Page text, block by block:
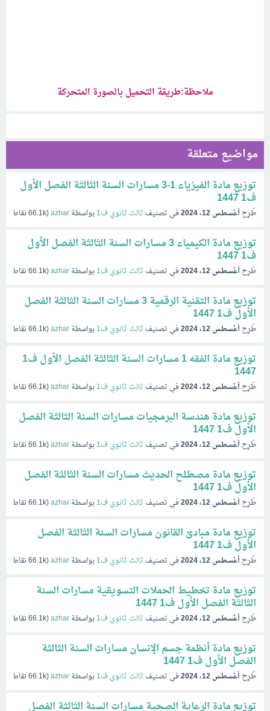
ملاحظة:طريقة التحميل بالصورة المتحركة
مواضيع متعلقة
توزيع مادة الفيزياء 1-3 مسارات السنة الثالثة الفصل الأول
ف1 1447
طُرِحأغسطس 12، 2024 في تصنيف ثالث ثانوي ف1 بواسطةazhar
(
66.1kنقاط)
توزيع مادة الكيمياء 3 مسارات السنة الثالثة الفصل الأول
ف1 1447
طُرِحأغسطس 12، 2024 في تصنيف ثالث ثانوي ف1 بواسطةazhar
(
66.1kنقاط)
توزيع مادة التقنية الرقمية 3 مسارات السنة الثالثة الفصل
الأول ف1 1447
طُرِحأغسطس 12، 2024 في تصنيف ثالث ثانوي ف1 بواسطةazhar
(
66.1kنقاط)
توزيع مادة الفقه 1 مسارات السنة الثالثة الفصل الأول ف1
1447
طُرِحأغسطس 12، 2024 في تصنيف ثالث ثانوي ف1 بواسطةazhar
(
66.1kنقاط)
توزيع مادة هندسة البرمجيات مسارات السنة الثالثة الفصل
الأول ف1 1447
طُرِحأغسطس 12، 2024 في تصنيف ثالث ثانوي ف1 بواسطةazhar
(
66.1kنقاط)
توزيع مادة مصطلح الحديث مسارات السنة الثالثة الفصل
الأول ف1 1447
طُرِحأغسطس 12، 2024 في تصنيف ثالث ثانوي ف1 بواسطةazhar
(
66.1kنقاط)
توزيع مادة مبادئ القانون مسارات السنة الثالثة الفصل
الأول ف1 1447
طُرِحأغسطس 12، 2024 في تصنيف ثالث ثانوي ف1 بواسطةazhar
(
66.1kنقاط)
توزيع مادة تخطيط الحملات التسويقية مسارات السنة
الثالثة الفصل الأول ف1 1447
طُرِحأغسطس 12، 2024 في تصنيف ثالث ثانوي ف1 بواسطةazhar
(
66.1kنقاط)
توزيع مادة أنظمة جسم الإنسان مسارات السنة الثالثة
الفصل الأول ف1 1447
طُرِحأغسطس 12، 2024 في تصنيف ثالث ثانوي ف1 بواسطةazhar
(
66.1kنقاط)
توزيع مادة الرعاية الصحية مسارات السنة الثالثة الفصل